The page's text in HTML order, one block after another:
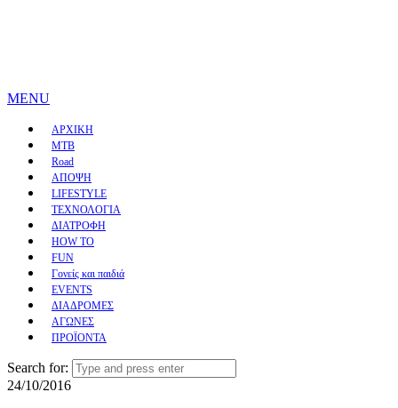
MENU
ΑΡΧΙΚΗ
MTB
Road
ΑΠΟΨΗ
LIFESTYLE
ΤΕΧΝΟΛΟΓΙΑ
ΔΙΑΤΡΟΦΗ
HOW TO
FUN
Γονείς και παιδιά
EVENTS
ΔΙΑΔΡΟΜΕΣ
ΑΓΩΝΕΣ
ΠΡΟΪΟΝΤΑ
Search for:
24/10/2016